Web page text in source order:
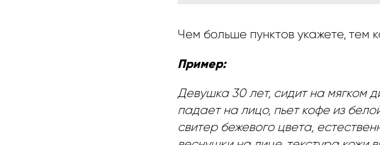
Чем больше пунктов укажете, тем
Пример:
Девушка 30 лет, сидит на мягком
падает на лицо, пьет кофе из
свитер бежевого цвета,